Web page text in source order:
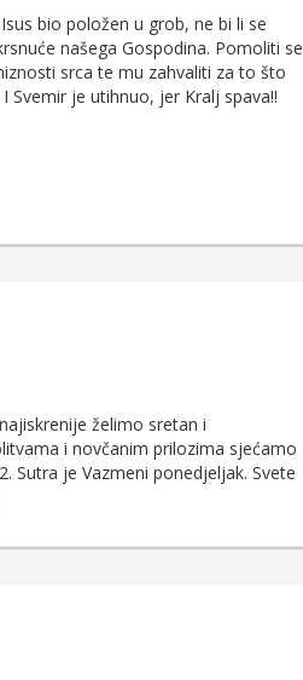
bio položen u grob, ne bi li se
našega Gospodina. Pomoliti se
srca te mu zahvaliti za to što
Svemir je utihnuo, jer Kralj spava!!
želimo sretan i
i novčanim prilozima sjećamo
Sutra je Vazmeni ponedjeljak. Svete